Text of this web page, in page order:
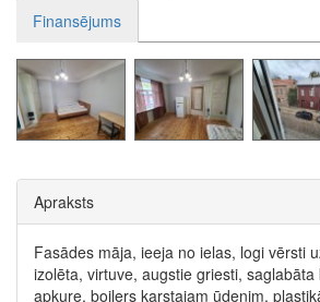
Finansējums
Apraksts
Fasādes māja, ieeja no ielas, logi vērsti
izolēta, virtuve, augstie griesti,
apkure, boilers karstajam ūdenim,